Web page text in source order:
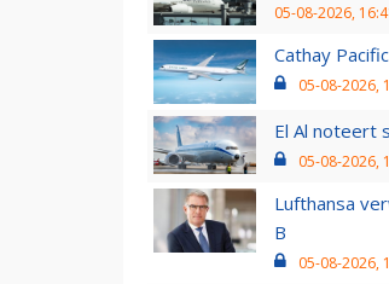
05-08-2026,
Cathay
05-08-2026,
El Al noteert
05-08-2026,
Lufthansa
B
05-08-2026,